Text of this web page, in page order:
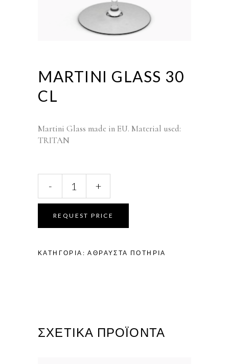
MARTINI GLASS 30
CL
Martini Glass made in EU. Material used:
TRITAN
30
quantity
- +
REQUEST PRICE
ΚΑΤΗΓΟΡΊΑ:ΆΘΡΑΥΣΤΑ ΠΟΤΉΡΙΑ
ΣΧΕΤΙΚΆ ΠΡΟΪΌΝΤΑ